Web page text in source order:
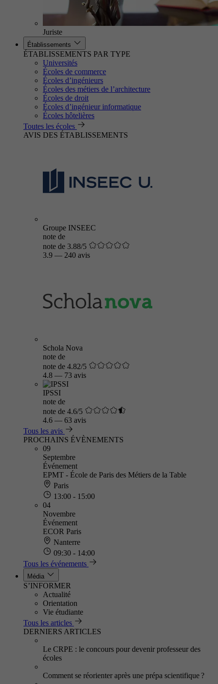
Juriste
Établissements
ÉTABLISSEMENTS PAR TYPE
Universités
Écoles de commerce
Écoles d’ingénieurs
Écoles des métiers de l’architecture
Écoles de droit
Écoles d’ingénieur informatique
Écoles hôtelières
Toutes les écoles
AVIS DES ÉTABLISSEMENTS
Groupe INSEEC
note de
note de 3.88/5
3.9 — 240 avis
Schola Nova
note de
note de 4.82/5
4.8 — 73 avis
IPSSI
note de
note de 4.6/5
4.6 — 63 avis
Tous les avis
PROCHAINS ÉVÈNEMENTS
09
Septembre
Événement
EPMT - École de Paris des Métiers de la Table
Paris
13:00 - 15:00
04
Novembre
Événement
ECOR Paris
Nanterre
09:30 - 14:00
Tous les événements
Média
S’INFORMER
Actualité
Orientation
Vie étudiante
Tous les articles
DERNIERS ARTICLES
Le CRPE : le concours pour devenir professeur des
écoles
Comment se réorienter après une prépa scientifique ?